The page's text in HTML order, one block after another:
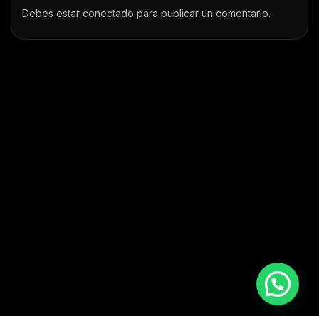
Debes estar conectado para publicar un comentario.